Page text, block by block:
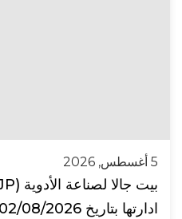
5 أغسطس, 2026
ادارتها بتاريخ 02/08/2026.